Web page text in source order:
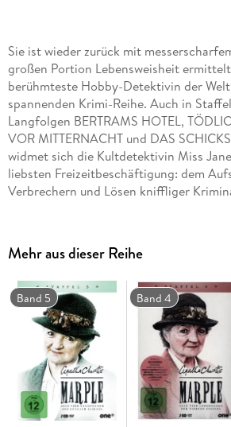
Sie ist wieder zurück mit
großen Portion Lebensweisheit
berühmteste Hobby-Detektivin der
spannenden Krimi-Reihe. Auch in
Langfolgen BERTRAMS HOTEL,
VOR MITTERNACHT und DAS
widmet sich die Kultdetektivin Miss
liebsten Freizeitbeschäftigung: dem
Verbrechern und Lösen kniffliger
Schwestern, Vanity Fair Jahrmarkt der
Staffel 3 letztmals als Miss Marple zu
Mehr aus dieser Reihe
Band 5 Band 4